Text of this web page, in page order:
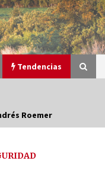
Tendencias
Roemer